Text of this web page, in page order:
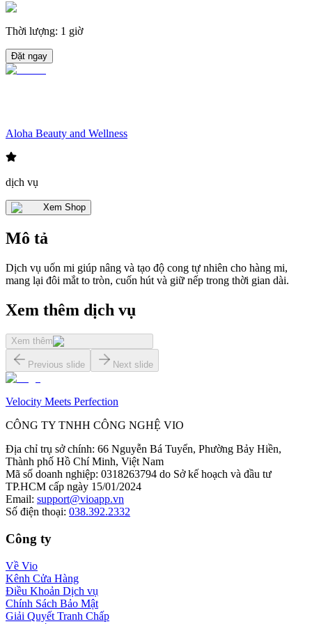
Thời lượng: 1 giờ
Đặt ngay
Aloha Beauty and Wellness
dịch vụ
Xem Shop
Mô tả
Dịch vụ uốn mi giúp nâng và tạo độ cong tự nhiên cho hàng mi,
mang lại đôi mắt to tròn, cuốn hút và giữ nếp trong thời gian dài.
Xem thêm dịch vụ
Xem thêm
Previous slide Next slide
Velocity Meets Perfection
CÔNG TY TNHH CÔNG NGHỆ VIO
Địa chỉ trụ sở chính: 66 Nguyễn Bá Tuyển, Phường Bảy Hiền,
Thành phố Hồ Chí Minh, Việt Nam
Mã số doanh nghiệp: 0318263794 do Sở kế hoạch và đầu tư
TP.HCM cấp ngày 15/01/2024
Email: support@vioapp.vn
Số điện thoại: 038.392.2332
Công ty
Về Vio
Kênh Cửa Hàng
Điều Khoản Dịch vụ
Chính Sách Bảo Mật
Giải Quyết Tranh Chấp